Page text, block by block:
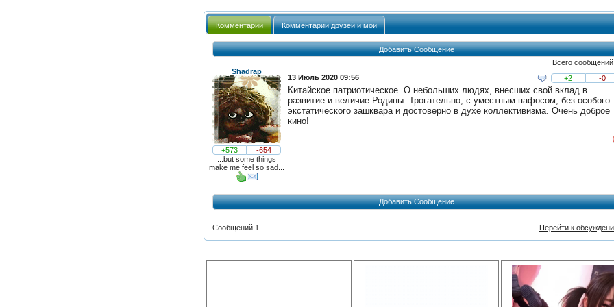
Комментарии Комментарии друзей и мои
Добавить Сообщение
Всего
Shadrap
+573
-654
...but some things
make me feel so sad...
13 Июль 2020 09:56 +2 -0
Китайское патриотическое. О небольших людях, внесших свой вклад в
развитие и величие Родины. Трогательно, с уместным пафосом, без особого
экстатического зашквара и достоверно в духе коллективизма. Очень доброе
кино!
Добавить Сообщение
Сообщений 1 Перейти к